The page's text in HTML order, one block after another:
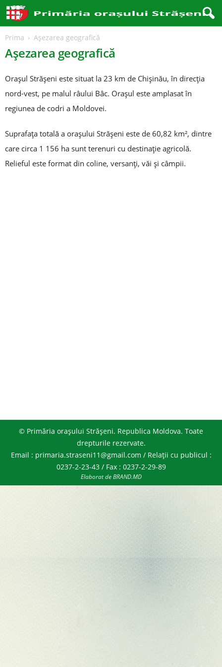
Prima Așezarea geografică
Așezarea geografică
Oraşul Străşeni este situat la 23 km de Chişinău, în direcţia
nord-vest, pe malul râului Bâc. Oraşul este amplasat în
regiunea de codri a Moldovei.
Suprafaţa totală a oraşului Străşeni este de 60,82 km², dintre
care circa 1 156 ha sunt terenuri cu destinaţie agricolă.
Relieful este format din coline, versanţi, văi şi câmpii.
© Primăria orașului Strășeni. Republica Moldova. Toate
drepturile rezervate.
Email : primaria.straseni11@gmail.com / Relații cu publicul :
0237-2-23-43 / Fax : 0237-2-29-89
Elaborat de BRAND.MD